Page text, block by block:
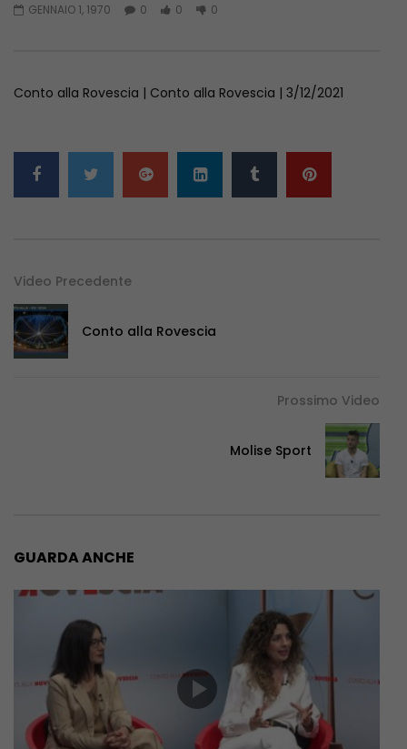
GENNAIO 1, 1970 0 0 0
Conto alla Rovescia | Conto alla Rovescia | 3/12/2021
Video Precedente
Conto alla Rovescia
Prossimo Video
Molise Sport
GUARDA ANCHE